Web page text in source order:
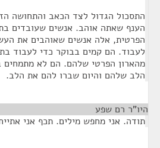
התסכול הגדול לצד הכאב והתחושה
הענף שאתה אוהב. אנשים שעובדים
הפרטית, אלה אנשים שאוהבים את
לעבוד. הם קמים בבוקר כדי לעבוד
מהארון הפרטי שלהם. הם לא
הלב שלהם והיום שברו להם את הלב.
היו"ר רם שפע
תודה. אני מחפש מילים. תכף אני